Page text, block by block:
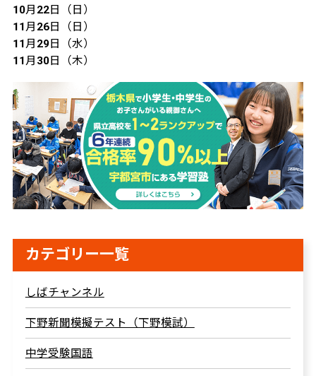
10月22日（日）
11月26日（日）
11月29日（水）
11月30日（木）
カテゴリー一覧
しばチャンネル
下野新聞模擬テスト（下野模試）
中学受験国語